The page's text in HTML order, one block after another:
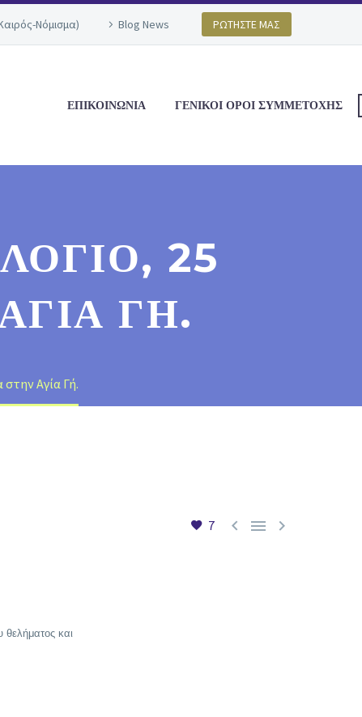
Νόμισμα) Blog News ΡΩΤΗΣΤΕ ΜΑΣ
ΕΠΙΚΟΙΝΩΝΙΑ ΓΕΝΙΚΟΙ ΟΡΟΙ ΣΥΜΜΕΤΟΧΗΣ
25
ΓΉ.
Αγία Γή.
7   
θελήματος και